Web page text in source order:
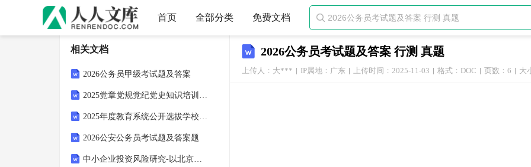
首页 全部分类 免费文档 
2026公务员考试题及答案 行测 真题
上传人：大*** IP属地：广东 上传时间：2025-11-03 格式：DOC 页数：6 大
相关文档
2026公务员甲级考试题及答案
2025党章党规党纪党史知识培训考试题库与答案
2025年度教育系统公开选拔学校年轻后备干部选拔考试题及答案
2026公安公务员考试题及答案题
中小企业投资风险研究-以北京小桔科技公司为例